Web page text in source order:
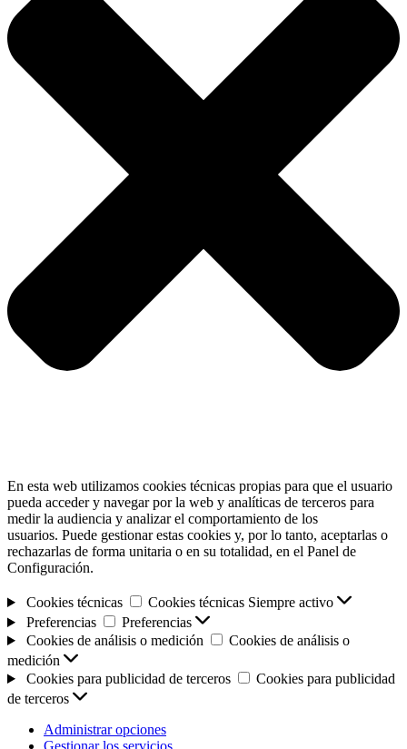
En esta web utilizamos cookies técnicas propias para que el usuario
pueda acceder y navegar por la web y analíticas de terceros para
medir la audiencia y analizar el comportamiento de los
usuarios. Puede gestionar estas cookies y, por lo tanto, aceptarlas o
rechazarlas de forma unitaria o en su totalidad, en el Panel de
Configuración.
Cookies técnicas Cookies técnicas Siempre activo
Preferencias
Preferencias
Cookies de análisis o medición
Cookies de análisis o
medición
Cookies para publicidad de terceros
Cookies para publicidad
de terceros
Administrar opciones
Gestionar los servicios